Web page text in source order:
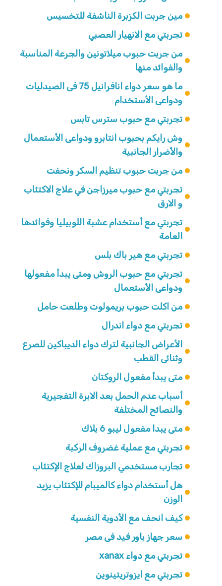
مين جربت الكزبرة الناشفة للتخسيس
تجربتي مع الانهيار العصبي
من جربت حبوب ميلاتونين والجرعة المناسبة
والفوائد منها
ما هو سعر دواء انافرانيل 75 فى الصيدليات
ودواعى الأستخدام
تجربتي مع حبوب سترس تابس
وش رايكم بحبوب انتابرو ودواعى الأستعمال
والأضرار الجانبية
من جربت حبوب تنظيم السكر ونحفت
تجربتي مع حبوب ميرزاجن في علاج الاكتئاب
و الارق
تجربتي مع أستخدام عشبة اللوبيليا وفوائدها
العامة
تجربتي مع هير باك بلس
تجربتي مع حبوب الروش ومتى يبدأ مفعولها
ودواعى الأستعمال
من اكلت حبوب بريمولوت وطلعت حامل
تجربتي مع دواء اندرال
الأعراض الجانبية لترك دواء الديباكين للصرع
وثنائى القطب
متى يبدأ مفعول الروكتان
أسباب عدم الحمل بعد الابرة التفجيرية
والنصائح المختلفة
متى يبدا مفعول ليبو 6 بلاك
تجربتي مع عملية غضروف الركبة
تجارب مستخدمي البروزاك لعلاج الإكتئاب
هل أستخدام دواء كالميبام للإكتئاب يزيد
الوزن
كيف انحف مع الأدوية النفسية
سعر جهاز باور فيد فى مصر
تجربتي مع دواء xanax
تجربتي مع ايزوتريتينوين